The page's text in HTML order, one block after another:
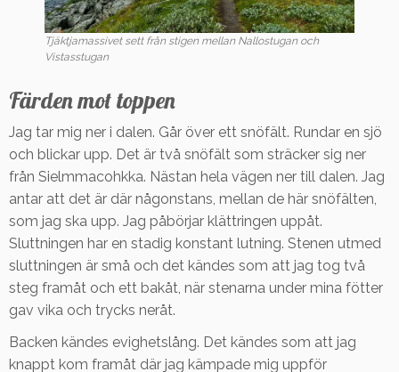
Tjäktjamassivet sett från stigen mellan Nallostugan och
Vistasstugan
Färden mot toppen
Jag tar mig ner i dalen. Går över ett snöfält. Rundar en sjö
och blickar upp. Det är två snöfält som sträcker sig ner
från Sielmmacohkka. Nästan hela vägen ner till dalen. Jag
antar att det är där någonstans, mellan de här snöfälten,
som jag ska upp. Jag påbörjar klättringen uppåt.
Sluttningen har en stadig konstant lutning. Stenen utmed
sluttningen är små och det kändes som att jag tog två
steg framåt och ett bakåt, när stenarna under mina fötter
gav vika och trycks neråt.
Backen kändes evighetslång. Det kändes som att jag
knappt kom framåt där jag kämpade mig uppför